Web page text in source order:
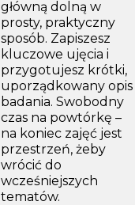
główną dolną w
prosty, praktyczny
sposób. Zapiszesz
kluczowe ujęcia i
przygotujesz krótki,
uporządkowany opis
badania. Swobodny
czas na powtórkę –
na koniec zajęć jest
przestrzeń, żeby
wrócić do
wcześniejszych
tematów.